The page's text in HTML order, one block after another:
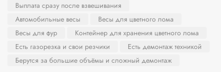
Выплата сразу после взвешивания
Автомобильные весы
Весы для цветного лома
Весы для фур
Контейнер для хранения цветного лома
Есть газорезка и свои резчики
Есть демонтаж техникой
Берутся за большие объёмы и сложный демонтаж